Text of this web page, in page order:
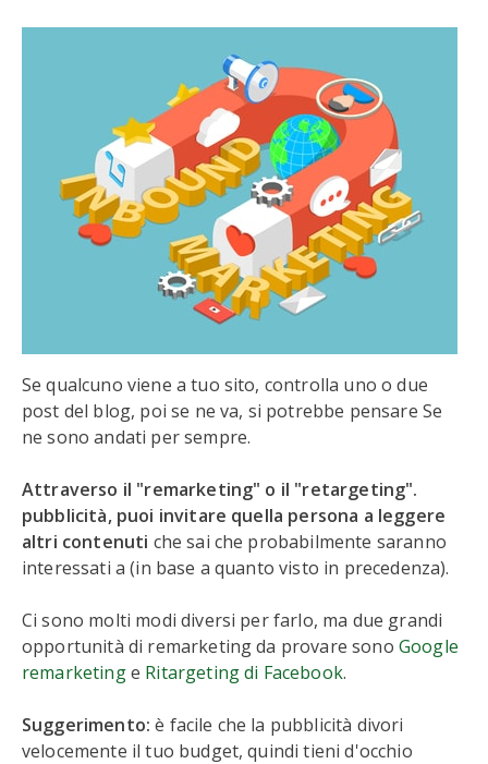
Se qualcuno viene a tuo sito, controlla uno o due
post del blog, poi se ne va, si potrebbe pensare Se
ne sono andati per sempre.
Attraverso il "remarketing" o il "retargeting".
pubblicità, puoi invitare quella persona a leggere
altri contenuti che sai che probabilmente saranno
interessati a (in base a quanto visto in precedenza).
Ci sono molti modi diversi per farlo, ma due grandi
opportunità di remarketing da provare sono Google
remarketinge Ritargeting di Facebook.
Suggerimento: è facile che la pubblicità divori
velocemente il tuo budget, quindi tieni d'occhio